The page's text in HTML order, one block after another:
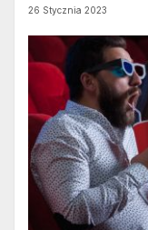
26 Stycznia 2023